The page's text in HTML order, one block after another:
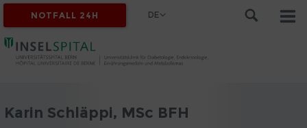
NOTFALL 24H DE
Karin Schläppi, MSc BFH